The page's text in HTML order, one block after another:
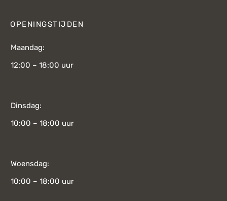
OPENINGSTIJDEN
Maandag:
12:00 – 18:00 uur
Dinsdag:
10:00 – 18:00 uur
Woensdag:
10:00 – 18:00 uur